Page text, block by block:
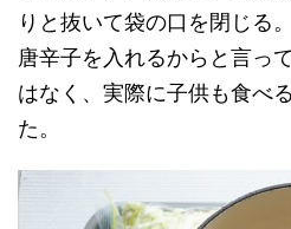
りと抜いて袋の口を閉じる。
唐辛子を入れるからと言っ
はなく、実際に子供も食べ
た。